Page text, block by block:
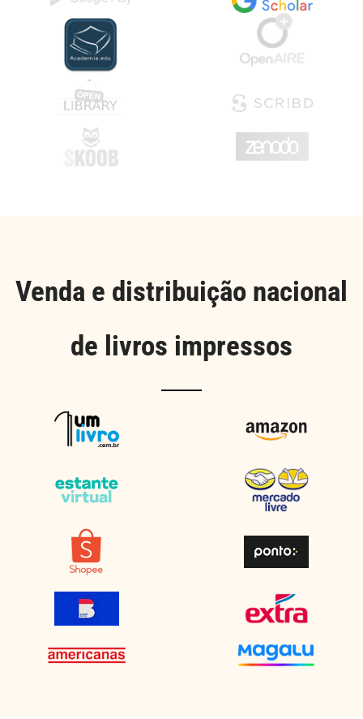
Venda e distribuição nacional
de livros impressos